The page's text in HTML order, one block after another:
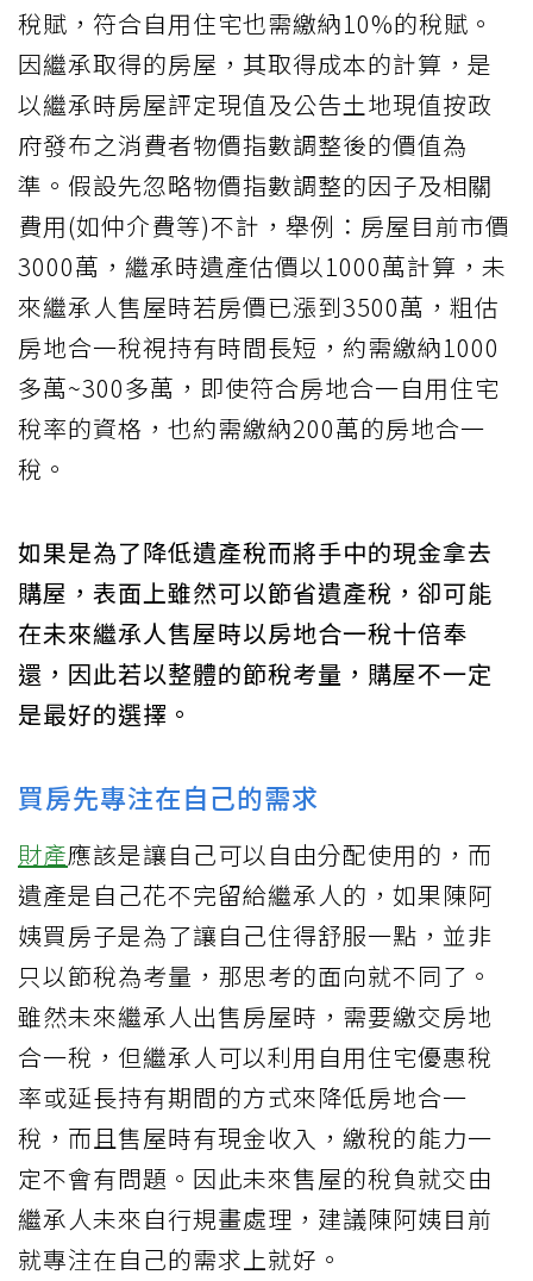
稅賦，符合自用住宅也需繳納10%的稅賦。
因繼承取得的房屋，其取得成本的計算，是
以繼承時房屋評定現值及公告土地現值按政
府發布之消費者物價指數調整後的價值為
準。假設先忽略物價指數調整的因子及相關
費用(如仲介費等)不計，舉例：房屋目前市價
3000萬，繼承時遺產估價以1000萬計算，未
來繼承人售屋時若房價已漲到3500萬，粗估
房地合一稅視持有時間長短，約需繳納1000
多萬~300多萬，即使符合房地合一自用住宅
稅率的資格，也約需繳納200萬的房地合一
稅。
如果是為了降低遺產稅而將手中的現金拿去
購屋，表面上雖然可以節省遺產稅，卻可能
在未來繼承人售屋時以房地合一稅十倍奉
還，因此若以整體的節稅考量，購屋不一定
是最好的選擇。
買房先專注在自己的需求
財產應該是讓自己可以自由分配使用的，而
遺產是自己花不完留給繼承人的，如果陳阿
姨買房子是為了讓自己住得舒服一點，並非
只以節稅為考量，那思考的面向就不同了。
雖然未來繼承人出售房屋時，需要繳交房地
合一稅，但繼承人可以利用自用住宅優惠稅
率或延長持有期間的方式來降低房地合一
稅，而且售屋時有現金收入，繳稅的能力一
定不會有問題。因此未來售屋的稅負就交由
繼承人未來自行規畫處理，建議陳阿姨目前
就專注在自己的需求上就好。